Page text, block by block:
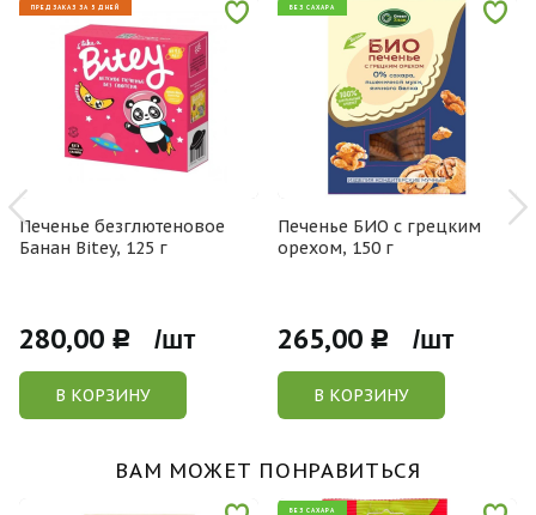
ПРЕДЗАКАЗ ЗА 5 ДНЕЙ
Печенье безглютеновое
Банан Bitey, 125 г
280,00 Р /шт
В КОРЗИНУ
БЕЗ САХАРА
Печенье БИО с грецким
орехом, 150 г
265,00 Р /шт
В КОРЗИНУ
ВАМ МОЖЕТ ПОНРАВИТЬСЯ
БЕЗ САХАРА